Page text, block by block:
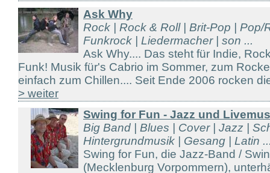
Ask Why
Rock | Rock & Roll | Brit-Pop |
Funkrock | Liedermacher | son ...
Ask Why.... Das steht für Indie,
Funk! Musik für's Cabrio im Sommer, zum
einfach zum Chillen.... Seit Ende 2006 rocken
> weiter
Swing for Fun - Jazz und
Big Band | Blues | Cover | Jazz |
Hintergrundmusik | Gesang | Latin
Swing for Fun, die Jazz-Band /
(Mecklenburg Vorpommern),